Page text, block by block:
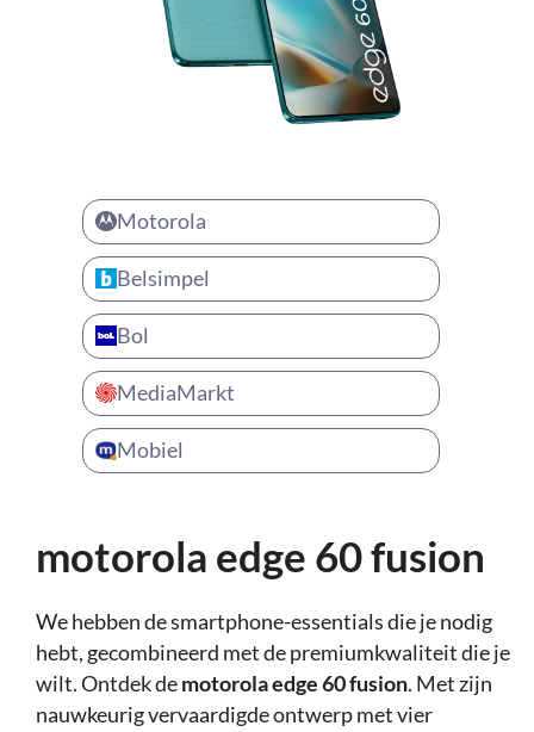
Motorola
Belsimpel
Bol
MediaMarkt
Mobiel
motorola edge 60 fusion
We hebben de smartphone-essentials die je nodig
hebt, gecombineerd met de premiumkwaliteit die je
wilt. Ontdek demotorola edge 60 fusion. Met zijn
nauwkeurig vervaardigde ontwerp met vier